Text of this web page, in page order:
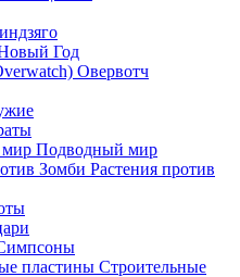
Год
Овервотч
Подводный мир
Растения против
Строительные